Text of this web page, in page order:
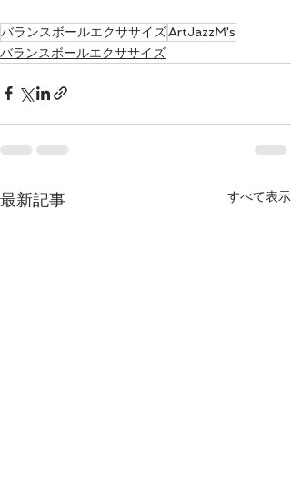
バランスボールエクササイズArtJazzM's
バランスボールエクササイズ
最新記事 すべて表示